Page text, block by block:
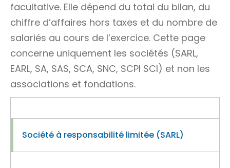
facultative. Elle dépend du total du bilan, du
chiffre d’affaires hors taxes et du nombre de
salariés au cours de l’exercice. Cette page
concerne uniquement les sociétés (SARL,
EARL, SA, SAS, SCA, SNC, SCPI SCI) et non les
associations et fondations.
Société à responsabilité limitée (SARL)